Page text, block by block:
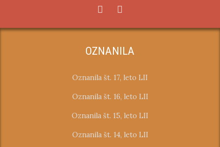
OZNANILA
Oznanila št. 17, leto LII
Oznanila št. 16, leto LII
Oznanila št. 15, leto LII
Oznanila št. 14, leto LII